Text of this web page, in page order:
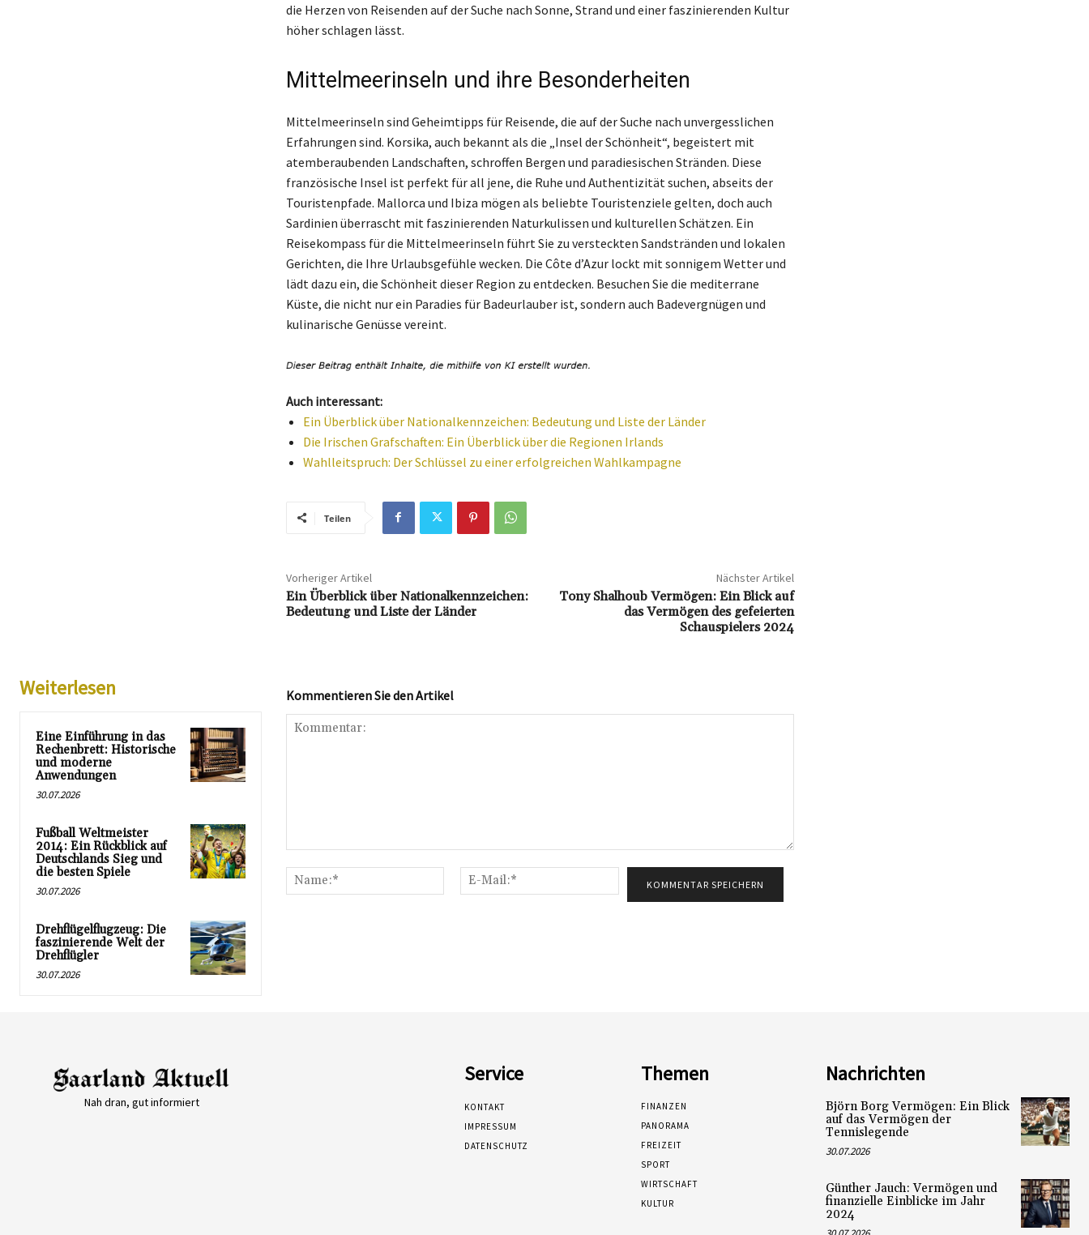
die Herzen von Reisenden auf der Suche nach Sonne, Strand und einer faszinierenden Kultur
höher schlagen lässt.
Mittelmeerinseln und ihre Besonderheiten
Mittelmeerinseln sind Geheimtipps für Reisende, die auf der Suche nach unvergesslichen
Erfahrungen sind. Korsika, auch bekannt als die „Insel der Schönheit“, begeistert mit
atemberaubenden Landschaften, schroffen Bergen und paradiesischen Stränden. Diese
französische Insel ist perfekt für all jene, die Ruhe und Authentizität suchen, abseits der
Touristenpfade. Mallorca und Ibiza mögen als beliebte Touristenziele gelten, doch auch
Sardinien überrascht mit faszinierenden Naturkulissen und kulturellen Schätzen. Ein
Reisekompass für die Mittelmeerinseln führt Sie zu versteckten Sandstränden und lokalen
Gerichten, die Ihre Urlaubsgefühle wecken. Die Côte d’Azur lockt mit sonnigem Wetter und
lädt dazu ein, die Schönheit dieser Region zu entdecken. Besuchen Sie die mediterrane
Küste, die nicht nur ein Paradies für Badeurlauber ist, sondern auch Badevergnügen und
kulinarische Genüsse vereint.
Auch interessant:
Ein Überblick über Nationalkennzeichen: Bedeutung und Liste der Länder
Die Irischen Grafschaften: Ein Überblick über die Regionen Irlands
Wahlleitspruch: Der Schlüssel zu einer erfolgreichen Wahlkampagne
Teilen
Vorheriger Artikel
Ein Überblick über Nationalkennzeichen:
Bedeutung und Liste der Länder
Nächster Artikel
Tony Shalhoub Vermögen: Ein Blick auf
das Vermögen des gefeierten
Schauspielers 2024
Weiterlesen
Eine Einführung in das
Rechenbrett: Historische
und moderne
Anwendungen
30.07.2026
Fußball Weltmeister
2014: Ein Rückblick auf
Deutschlands Sieg und
die besten Spiele
30.07.2026
Drehflügelflugzeug: Die
faszinierende Welt der
Drehflügler
30.07.2026
Kommentieren Sie den Artikel
Name:*
Mail:*
Nah dran, gut informiert
Service
KONTAKT
IMPRESSUM
DATENSCHUTZ
Themen
FINANZEN
PANORAMA
FREIZEIT
SPORT
WIRTSCHAFT
KULTUR
Nachrichten
Björn Borg Vermögen: Ein Blick
auf das Vermögen der
Tennislegende
30.07.2026
Günther Jauch: Vermögen und
finanzielle Einblicke im Jahr
2024